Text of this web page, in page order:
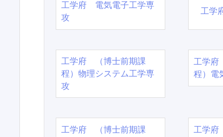
工学府 電気電子工学専
攻
工学
工学府 （博士前期課
程）物理システム工学専
攻
工学
程）電
工学府 （博士前期課
工学